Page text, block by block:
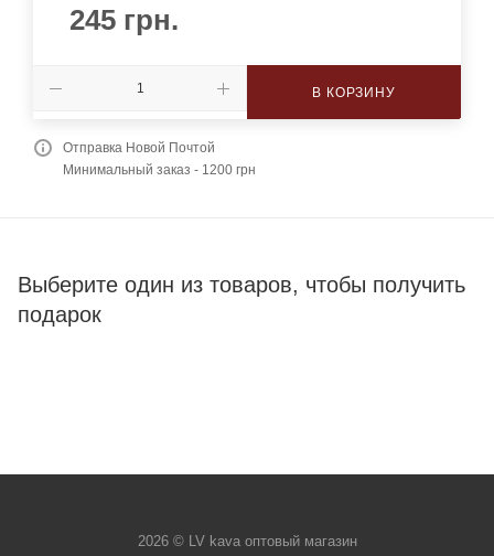
245 грн.
В КОРЗИНУ
Отправка Новой Почтой
Минимальный заказ - 1200 грн
Выберите один из товаров, чтобы получить
подарок
2026 © LV kava оптовый магазин